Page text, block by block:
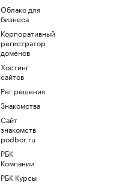
Облако для
бизнеса
Корпоративный
регистратор
доменов
Хостинг
сайтов
Рег.решения
Знакомства
Сайт
знакомств
podbor.ru
РБК
Компании
РБК Курсы